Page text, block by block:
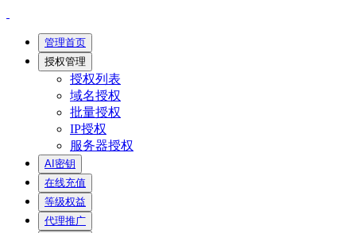
管理首页
授权管理
授权列表
域名授权
批量授权
IP授权
服务器授权
AI密钥
在线充值
等级权益
代理推广